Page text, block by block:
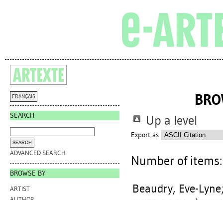
FRANÇAIS
SEARCH
ADVANCED SEARCH
BROWSE BY
ARTIST
Up a level
Export as
Number of
Beaudry, Eve-Lyne